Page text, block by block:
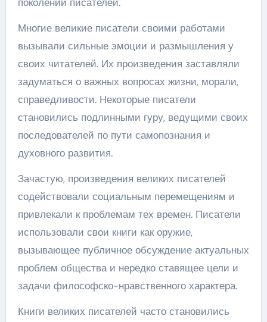
Многие великие писатели своими работами
вызывали сильные эмоции и размышления у
своих читателей. Их произведения заставляли
задуматься о важных вопросах жизни, морали,
справедливости. Некоторые писатели
становились подлинными гуру, ведущими своих
последователей по пути самопознания и
духовного развития.
Зачастую, произведения великих писателей
содействовали социальным перемещениям и
привлекали к проблемам тех времен. Писатели
использовали свои книги как оружие,
вызывающее публичное обсуждение актуальных
проблем общества и нередко ставящее цели и
задачи философско-нравственного характера.
Книги великих писателей часто становились